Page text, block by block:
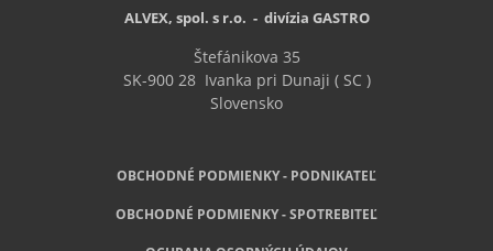
ALVEX, spol. s r.o. - divízia GASTRO
Štefánikova 35
SK-900 28Ivanka pri Dunaji ( SC )
Slovensko
OBCHODNÉ PODMIENKY - PODNIKATEĽ
OBCHODNÉ PODMIENKY - SPOTREBITEĽ